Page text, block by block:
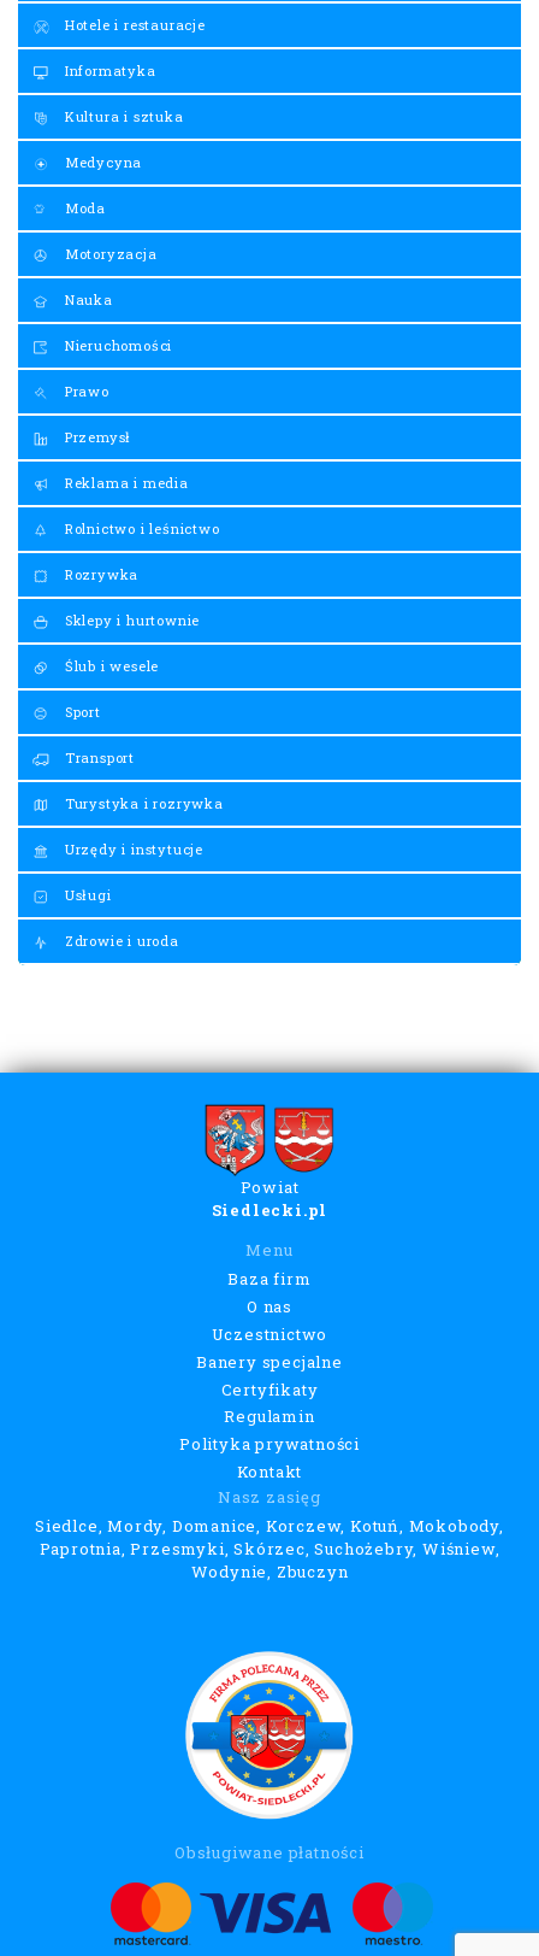
Hotele i restauracje
Informatyka
Kultura i sztuka
Medycyna
Moda
Motoryzacja
Nauka
Nieruchomości
Prawo
Przemysł
Reklama i media
Rolnictwo i leśnictwo
Rozrywka
Sklepy i hurtownie
Ślub i wesele
Sport
Transport
Turystyka i rozrywka
Urzędy i instytucje
Usługi
Zdrowie i uroda
Powiat
Siedlecki.pl
Menu
Baza firm
O nas
Uczestnictwo
Banery specjalne
Certyfikaty
Regulamin
Polityka prywatności
Kontakt
Nasz zasięg
Siedlce, Mordy, Domanice, Korczew, Kotuń, Mokobody,
Paprotnia, Przesmyki, Skórzec, Suchożebry, Wiśniew,
Wodynie, Zbuczyn
Obsługiwane płatności